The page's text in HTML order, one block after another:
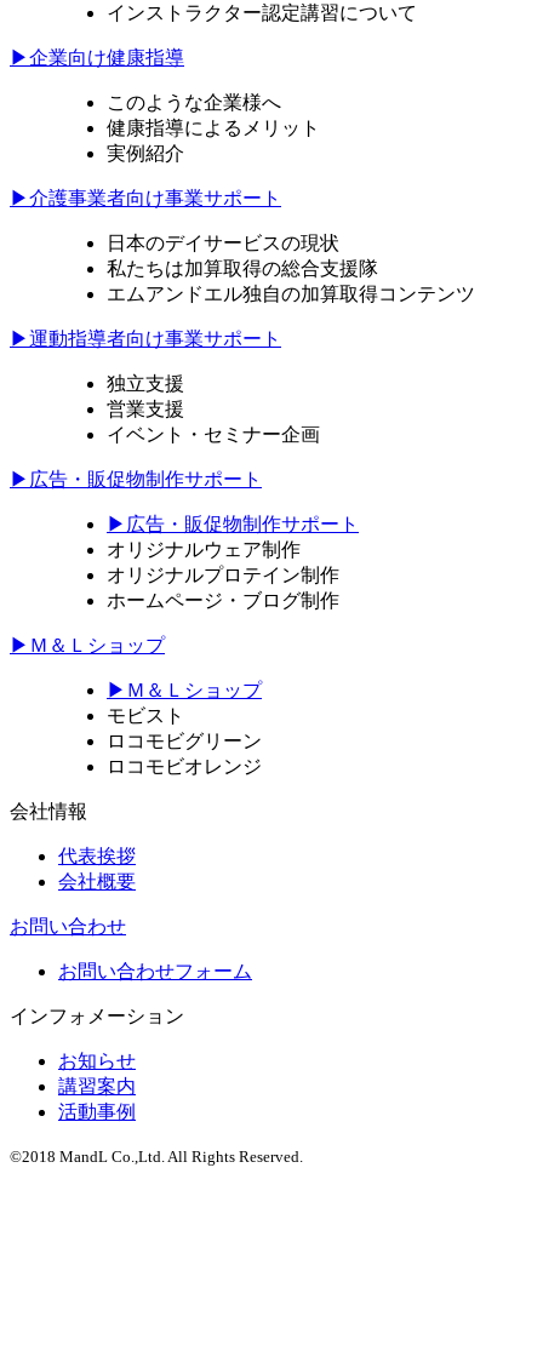
インストラクター認定講習について
▶企業向け健康指導
このような企業様へ
健康指導によるメリット
実例紹介
▶介護事業者向け事業サポート
日本のデイサービスの現状
私たちは加算取得の総合支援隊
エムアンドエル独自の加算取得コンテンツ
▶運動指導者向け事業サポート
独立支援
営業支援
イベント・セミナー企画
▶広告・販促物制作サポート
▶広告・販促物制作サポート
オリジナルウェア制作
オリジナルプロテイン制作
ホームページ・ブログ制作
▶Ｍ＆Ｌショップ
▶Ｍ＆Ｌショップ
モビスト
ロコモビグリーン
ロコモビオレンジ
会社情報
代表挨拶
会社概要
お問い合わせ
お問い合わせフォーム
インフォメーション
お知らせ
講習案内
活動事例
©2018 MandL Co.,Ltd. All Rights Reserved.